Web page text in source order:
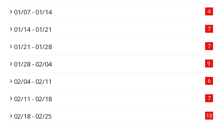
01/07 - 01/14 4
01/14 - 01/21 7
01/21 - 01/28 7
01/28 - 02/04 9
02/04 - 02/11 6
02/11 - 02/18 7
02/18 - 02/25 13